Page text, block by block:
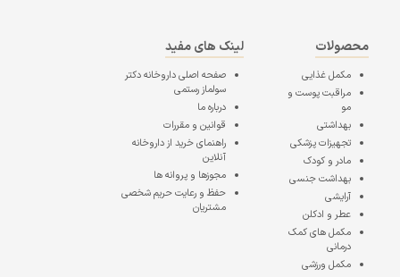
محصولات
مکمل غذایی
مراقبت پوست و
مو
بهداشتی
تجهیزات پزشکی
مادر و کودک
بهداشت جنسی
آرایشی
عطر و ادکلن
مکمل های کمک
درمانی
مکمل ورزشی
لینک های مفید
صفحه اصلیداروخانه دکتر
سولماز رستمی
درباره ما
قوانین و مقررات
راهنمای خرید از داروخانه
آنلاین
مجوزها و پروانه ها
حفظ و رعایت حریم شخصی
مشتریان